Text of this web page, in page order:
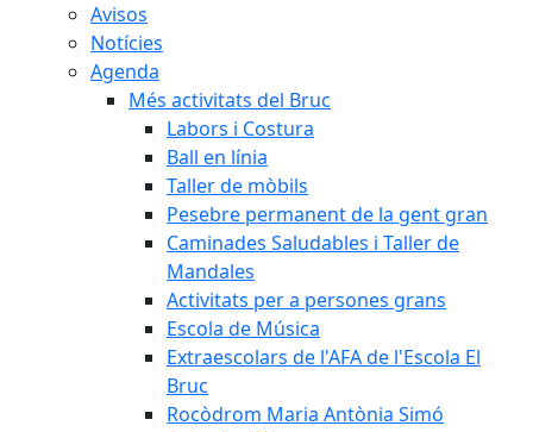
Avisos
Notícies
Agenda
Més activitats del Bruc
Labors i Costura
Ball en línia
Taller de mòbils
Pesebre permanent de la gent gran
Caminades Saludables i Taller de
Mandales
Activitats per a persones grans
Escola de Música
Extraescolars de l'AFA de l'Escola El
Bruc
Rocòdrom Maria Antònia Simó